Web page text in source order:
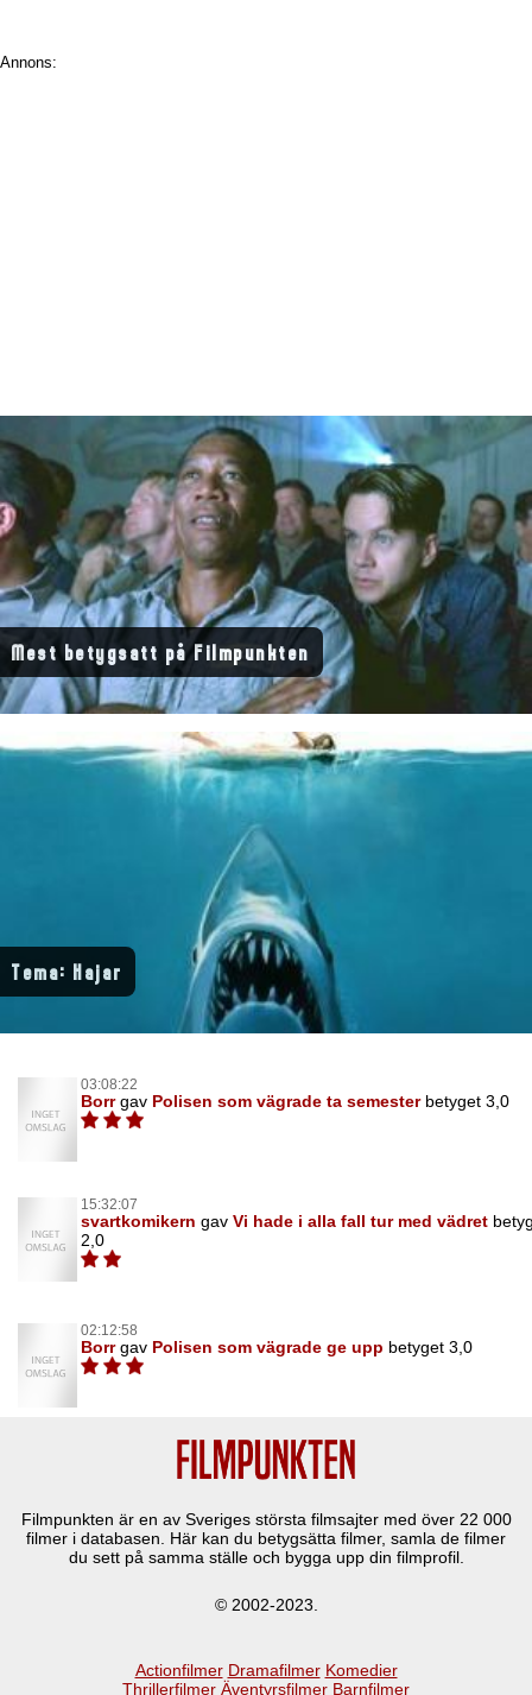
Annons:
Mest betygsatt på Filmpunkten
Tema: Hajar
03:08:22
Borrgav Polisen som vägrade ta semester betyget 3,0
15:32:07
svartkomikern gav Vi hade i alla fall tur med vädret
2,0
02:12:58
Borrgav Polisen som vägrade ge upp betyget 3,0
Filmpunkten är en av Sveriges största filmsajter med över 22 000
filmer i databasen. Här kan du betygsätta filmer, samla de filmer
du sett på samma ställe och bygga upp din filmprofil.
© 2002-2023.
Actionfilmer Dramafilmer Komedier
Thrillerfilmer Äventyrsfilmer Barnfilmer